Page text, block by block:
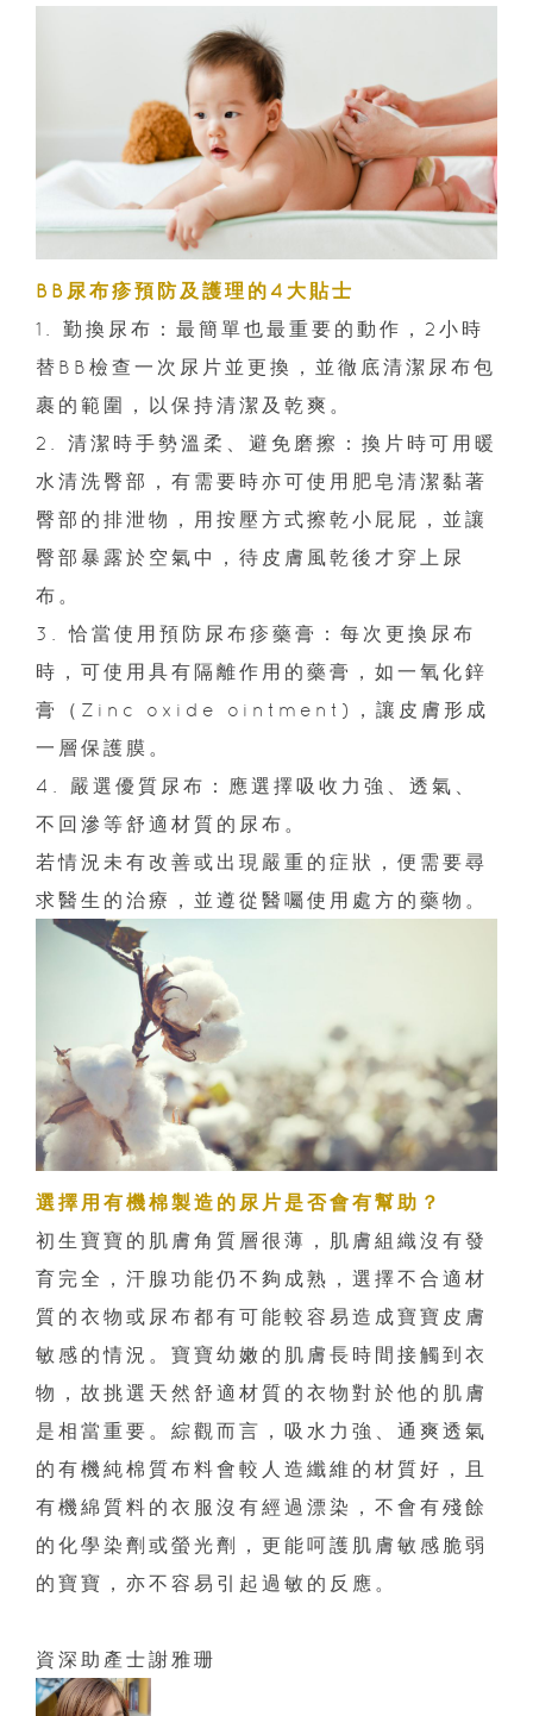
BB尿布疹預防及護理的4大貼士
1. 勤換尿布：最簡單也最重要的動作，2小時
替BB檢查一次尿片並更換，並徹底清潔尿布包
裹的範圍，以保持清潔及乾爽。
2. 清潔時手勢溫柔、避免磨擦：換片時可用暖
水清洗臀部，有需要時亦可使用肥皂清潔黏著
臀部的排泄物，用按壓方式擦乾小屁屁，並讓
臀部暴露於空氣中，待皮膚風乾後才穿上尿
布。
3. 恰當使用預防尿布疹藥膏：每次更換尿布
時，可使用具有隔離作用的藥膏，如一氧化鋅
膏（Zinc oxide ointment)，讓皮膚形成
一層保護膜。
4. 嚴選優質尿布：應選擇吸收力強、透氣、
不回滲等舒適材質的尿布。
若情況未有改善或出現嚴重的症狀，便需要尋
求醫生的治療，並遵從醫囑使用處方的藥物。
選擇用有機棉製造的尿片是否會有幫助？
初生寶寶的肌膚角質層很薄，肌膚組織沒有發
育完全，汗腺功能仍不夠成熟，選擇不合適材
質的衣物或尿布都有可能較容易造成寶寶皮膚
敏感的情況。寶寶幼嫩的肌膚長時間接觸到衣
物，故挑選天然舒適材質的衣物對於他的肌膚
是相當重要。綜觀而言，吸水力強、通爽透氣
的有機純棉質布料會較人造纖維的材質好，且
有機綿質料的衣服沒有經過漂染，不會有殘餘
的化學染劑或螢光劑，更能呵護肌膚敏感脆弱
的寶寶，亦不容易引起過敏的反應。
資深助產士謝雅珊